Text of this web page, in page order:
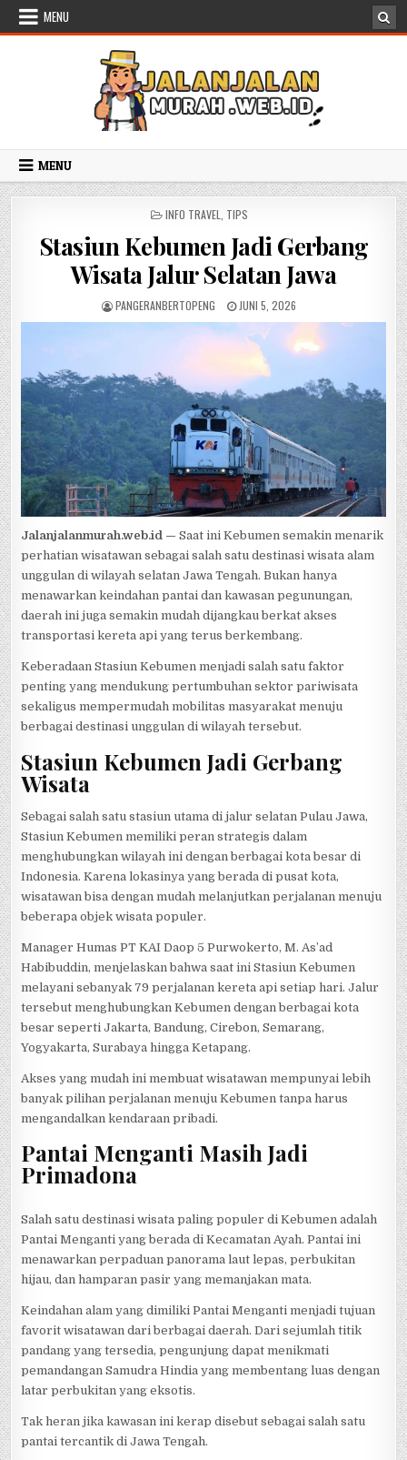
Skip to content
MENU
MENU
POSTED IN
INFO TRAVEL TIPS
Stasiun Kebumen Jadi Gerbang
Wisata Jalur Selatan Jawa
AUTHOR:
PANGERANBERTOPENG PUBLISHED DATE:
JUNI 5, 2026
Jalanjalanmurah.web.id —Saat ini Kebumen semakin menarik
perhatian wisatawan sebagai salah satu destinasi wisata alam
unggulan di wilayah selatan Jawa Tengah. Bukan hanya
menawarkan keindahan pantai dan kawasan pegunungan,
daerah ini juga semakin mudah dijangkau berkat akses
transportasi kereta api yang terus berkembang.
Keberadaan Stasiun Kebumen menjadi salah satu faktor
penting yang mendukung pertumbuhan sektor pariwisata
sekaligus mempermudah mobilitas masyarakat menuju
berbagai destinasi unggulan di wilayah tersebut.
Stasiun Kebumen Jadi Gerbang
Wisata
Sebagai salah satu stasiun utama di jalur selatan Pulau Jawa,
Stasiun Kebumen memiliki peran strategis dalam
menghubungkan wilayah ini dengan berbagai kota besar di
Indonesia. Karena lokasinya yang berada di pusat kota,
wisatawan bisa dengan mudah melanjutkan perjalanan menuju
beberapa objek wisata populer.
Manager Humas PT KAI Daop 5 Purwokerto, M. As’ad
Habibuddin, menjelaskan bahwa saat ini Stasiun Kebumen
melayani sebanyak 79 perjalanan kereta api setiap hari. Jalur
tersebut menghubungkan Kebumen dengan berbagai kota
besar seperti Jakarta, Bandung, Cirebon, Semarang,
Yogyakarta, Surabaya hingga Ketapang.
Akses yang mudah ini membuat wisatawan mempunyai lebih
banyak pilihan perjalanan menuju Kebumen tanpa harus
mengandalkan kendaraan pribadi.
Pantai Menganti Masih Jadi
Primadona
Salah satu destinasi wisata paling populer di Kebumen adalah
Pantai Menganti yang berada di Kecamatan Ayah. Pantai ini
menawarkan perpaduan panorama laut lepas, perbukitan
hijau, dan hamparan pasir yang memanjakan mata.
Keindahan alam yang dimiliki Pantai Menganti menjadi tujuan
favorit wisatawan dari berbagai daerah. Dari sejumlah titik
pandang yang tersedia, pengunjung dapat menikmati
pemandangan Samudra Hindia yang membentang luas dengan
latar perbukitan yang eksotis.
Tak heran jika kawasan ini kerap disebut sebagai salah satu
pantai tercantik di Jawa Tengah.